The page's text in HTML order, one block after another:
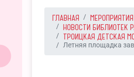
ГЛАВНАЯ
МЕРОПРИЯТИЯ
НОВОСТИ БИБЛИОТЕК
ТРОИЦКАЯ ДЕТСКАЯ
Летняя площадка